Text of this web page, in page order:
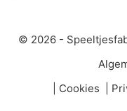
© 2026 -
Cookies